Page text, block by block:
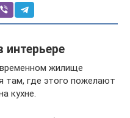
интерьере
жилище
там, где этого пожелают
кухне.